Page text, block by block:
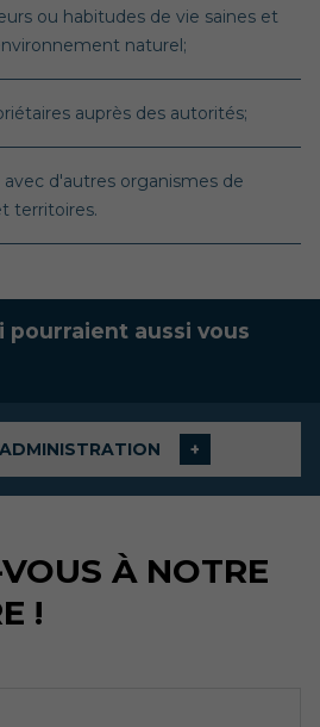
ou habitudes de vie saines et
naturel;
auprès des autorités;
d'autres organismes de
territoires.
pourraient aussi vous
À NOTRE
!